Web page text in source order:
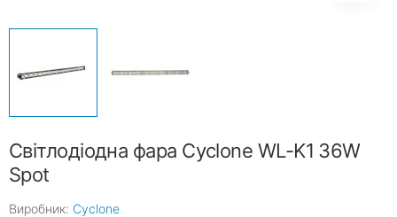
Світлодіодна фара Cyclone WL-K1 36W
Spot
Виробник: Cyclone